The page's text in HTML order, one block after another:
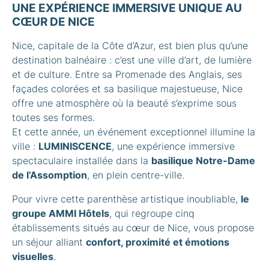
UNE EXPÉRIENCE IMMERSIVE UNIQUE AU
CŒUR DE NICE
Nice, capitale de la Côte d’Azur, est bien plus qu’une
destination balnéaire : c’est une ville d’art, de lumière
et de culture. Entre sa Promenade des Anglais, ses
façades colorées et sa basilique majestueuse, Nice
offre une atmosphère où la beauté s’exprime sous
toutes ses formes.
Et cette année, un événement exceptionnel illumine la
ville : LUMINISCENCE, une expérience immersive
spectaculaire installée dans la basilique Notre-Dame
de l’Assomption, en plein centre-ville.
Pour vivre cette parenthèse artistique inoubliable, le
groupe AMMI Hôtels, qui regroupe cinq
établissements situés au cœur de Nice, vous propose
un séjour alliant confort, proximité et émotions
visuelles.